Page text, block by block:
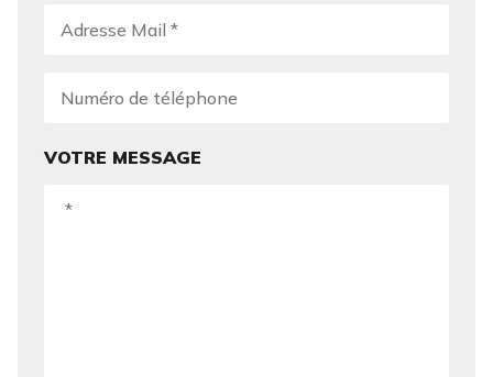
VOTRE MESSAGE